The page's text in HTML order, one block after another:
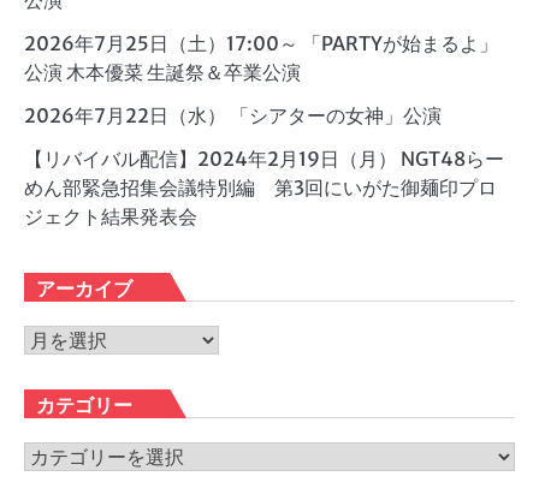
2026年7月25日（土）17:00～ 「PARTYが始まるよ」
公演 木本優菜 生誕祭＆卒業公演
2026年7月22日（水） 「シアターの女神」公演
【リバイバル配信】2024年2月19日（月） NGT48らー
めん部緊急招集会議特別編 第3回にいがた御麺印プロ
ジェクト結果発表会
アーカイブ
ア
カ
イ
ブ
カテゴリー
カ